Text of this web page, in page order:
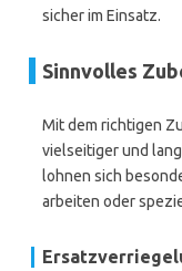
sicher im Einsatz.
Sinnvolles
Mit dem richtigen
vielseitiger und
lohnen sich
arbeiten oder